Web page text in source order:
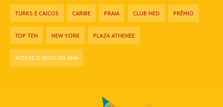
TURKS E CAICOS CARIBE PRAIA CLUB MED PRÊMIO
TOP TEN NEW YORK PLAZA ATHENEE
ACESSE O BLOG DA ANA